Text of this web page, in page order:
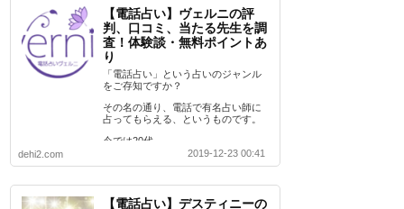
【電話占い】ヴェルニの評
判、口コミ、当たる先生を調
査！体験談・無料ポイントあ
り
「電話占い」という占いのジャンル
をご存知ですか？
その名の通り、電話で有名占い師に
占ってもらえる、というものです。
今では20代…
dehi2.com
2019-12-23 00:41
【電話占い】デスティニーの